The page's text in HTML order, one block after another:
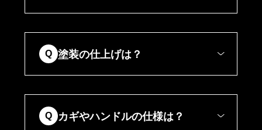
Q 塗装の仕上げは？
Q カギやハンドルの仕様は？